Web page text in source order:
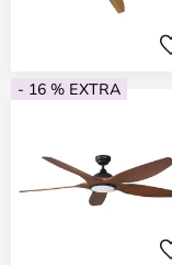
- 16 % EXTRA